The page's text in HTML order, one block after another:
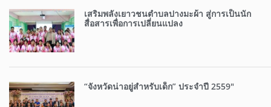
เสริมพลังเยาวชนตำบลปางมะผ้า สู่การเป็นนัก
สื่อสารเพื่อการเปลี่ยนแปลง
“จังหวัดน่าอยู่สำหรับเด็ก” ประจำปี 2559″